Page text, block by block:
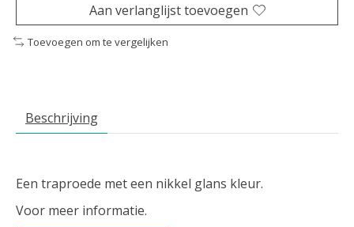
Aan verlanglijst toevoegen
Toevoegen om te vergelijken
Beschrijving
Een traproede met een nikkel glans kleur.
Voor meer informatie.